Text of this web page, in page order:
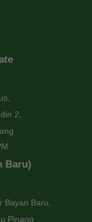
2,
Baru)
Bayan Baru,
Pinang